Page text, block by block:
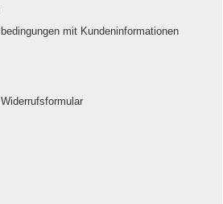
mit Kundeninformationen